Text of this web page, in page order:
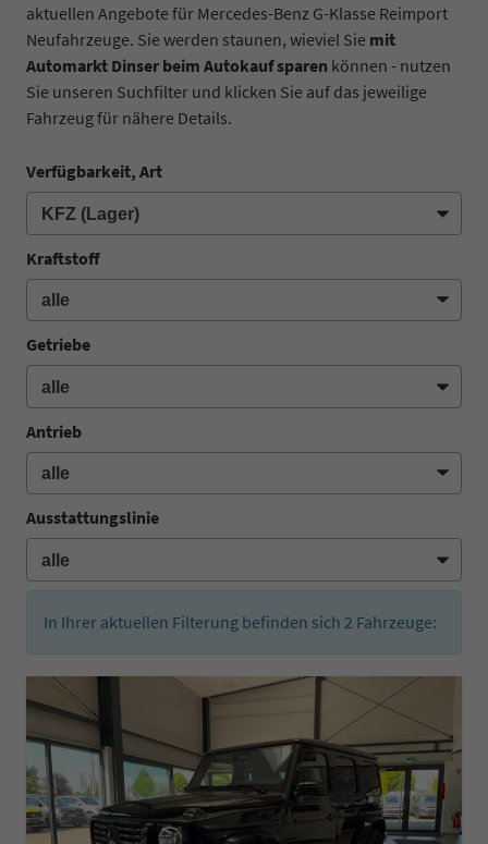
aktuellen Angebote für Mercedes-Benz G-Klasse Reimport
Neufahrzeuge. Sie werden staunen, wieviel Sie mit
Automarkt Dinser beim Autokauf sparen können - nutzen
Sie unseren Suchfilter und klicken Sie auf das jeweilige
Fahrzeug für nähere Details.
Verfügbarkeit, Art
Kraftstoff
Getriebe
Antrieb
Ausstattungslinie
In Ihrer aktuellen Filterung befinden sich 2 Fahrzeuge: